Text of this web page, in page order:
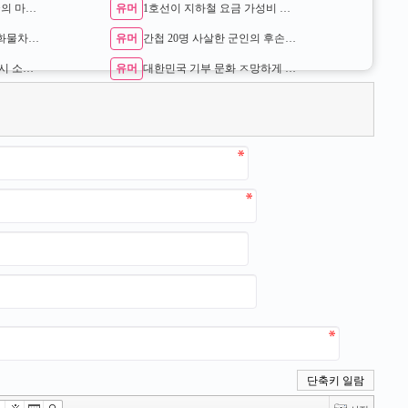
임계점을 넘었다는 한국의 마약 침투 수준 …
도로 위 시한폭탄 불법 화물차 단속현장 …
현재 논란이라는 새벽 3시 소아과 대기줄 …
유머 1호선이 지하철 요금 가성비 좋은 이유
유머 간첩 20명 사살한 군인의 후손 ㄷㄷ
유머 대한민국 기부 문화 ㅈ망하게 만든 원흉
단축키 일람